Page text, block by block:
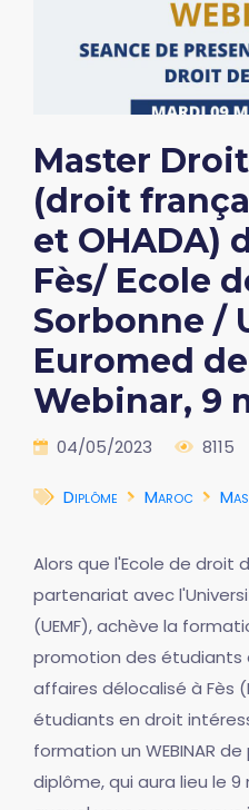
Master
(droit
et OHADA)
Fès/ Ecole
Sorbonne /
Euromed
Webinar, 9
04/05/2023 8115
Diplôme Maroc
Alors que l'Ecole de droit
partenariat avec
(UEMF), achève la
promotion des étudiants
affaires délocalisé à Fès
étudiants en droit
formation un WEBINAR
diplôme, qui aura lieu le 9